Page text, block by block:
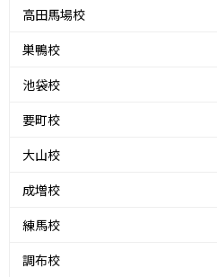
高田馬場校
巣鴨校
池袋校
要町校
大山校
成増校
練馬校
調布校